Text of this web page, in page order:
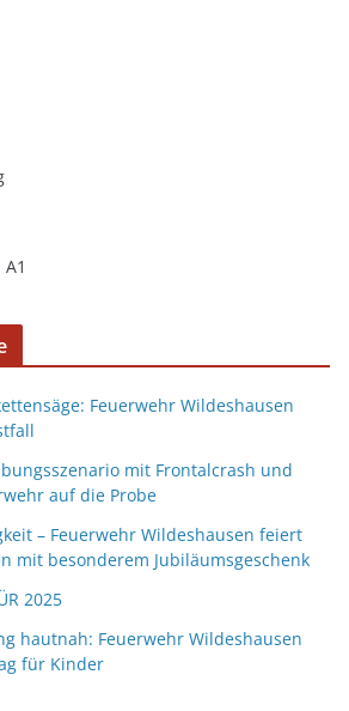
Feuerwehr Wildeshausen
mit Frontalcrash und
auf die Probe
– Feuerwehr Wildeshausen feiert
mit besonderem Jubiläumsgeschenk
2025
hautnah: Feuerwehr Wildeshausen
für Kinder